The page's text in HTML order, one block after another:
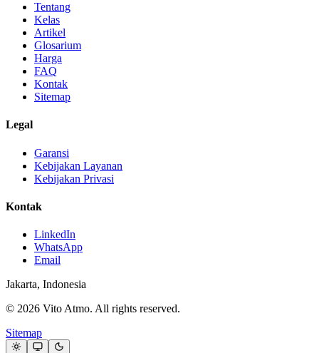
Tentang
Kelas
Artikel
Glosarium
Harga
FAQ
Kontak
Sitemap
Legal
Garansi
Kebijakan Layanan
Kebijakan Privasi
Kontak
LinkedIn
WhatsApp
Email
Jakarta, Indonesia
© 2026 Vito Atmo. All rights reserved.
Sitemap